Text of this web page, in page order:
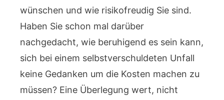
wünschen und wie risikofreudig Sie sind.
Haben Sie schon mal darüber
nachgedacht, wie beruhigend es sein kann,
sich bei einem selbstverschuldeten Unfall
keine Gedanken um die Kosten machen zu
müssen? Eine Überlegung wert, nicht